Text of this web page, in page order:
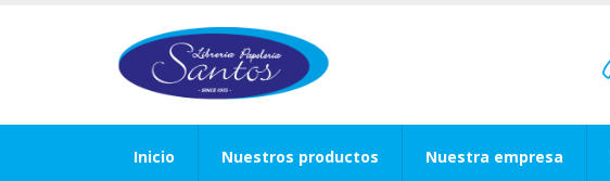
Inicio Nuestros productos Nuestra empresa